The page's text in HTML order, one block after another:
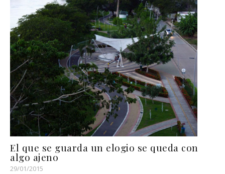
El que se guarda un elogio se queda con
algo ajeno
29/01/2015